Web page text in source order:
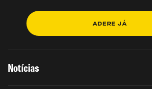
ADERE JÁ
Notícias